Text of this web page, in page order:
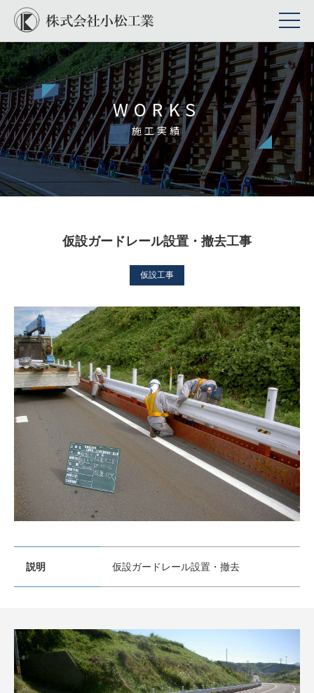
WORKS
施工実績
仮設ガードレール設置・撤去工事
仮設工事
説明 仮設ガードレール設置・撤去